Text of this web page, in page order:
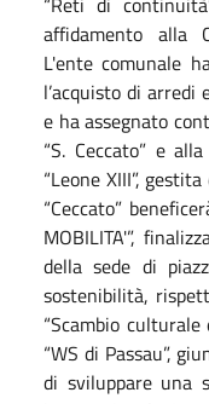
affidamento alla
L'ente comunale
l’acquisto di
e ha assegnato
“S. Ceccato” e
“Leone XIII”,
“Ceccato”
MOBILITA'”,
della sede di
sostenibilità,
“Scambio
“WS di Passau”,
di sviluppare una